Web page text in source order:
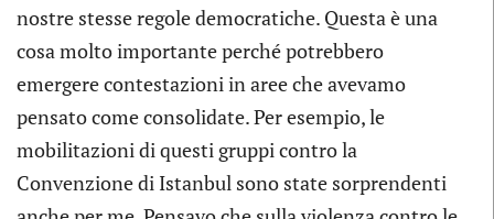
nostre stesse regole democratiche. Questa è una
cosa molto importante perché potrebbero
emergere contestazioni in aree che avevamo
pensato come consolidate. Per esempio, le
mobilitazioni di questi gruppi contro la
Convenzione di Istanbul sono state sorprendenti